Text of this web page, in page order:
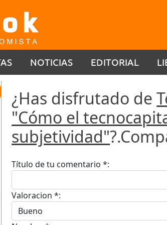
NOTICIAS EDITORIAL
¿Has disfrutado de
"Cómo el
subjetividad"
Título de tu comentario *:
Valoracion *: